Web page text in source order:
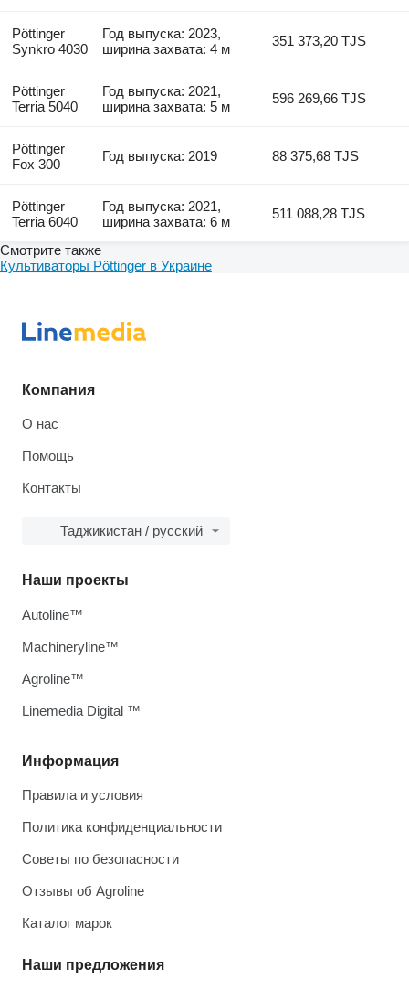
Pöttinger
Synkro 4030
Год выпуска: 2023,
ширина захвата: 4 м
351 373,20 TJS
Pöttinger
Terria 5040
Год выпуска: 2021,
ширина захвата: 5 м
596 269,66 TJS
Pöttinger
Fox 300
Год выпуска: 2019 88 375,68 TJS
Pöttinger
Terria 6040
Год выпуска: 2021,
ширина захвата: 6 м
511 088,28 TJS
Смотрите также
Культиваторы Pöttinger в Украине
Компания
О нас
Помощь
Контакты
Таджикистан / русский
Информация
Правила и условия
Политика конфиденциальности
Советы по безопасности
Отзывы об Agroline
Каталог марок
Наши предложения
Наши проекты
Autoline™
Machineryline™
Agroline™
Linemedia Digital ™